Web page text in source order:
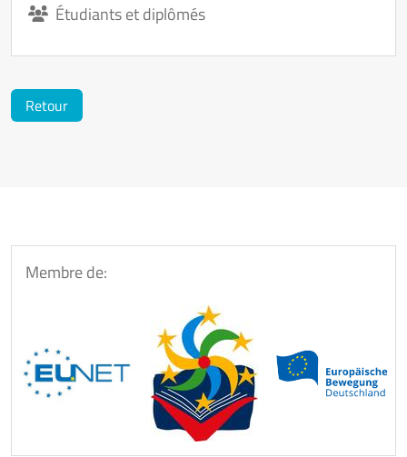
Étudiants et diplômés
Retour
Membre de: